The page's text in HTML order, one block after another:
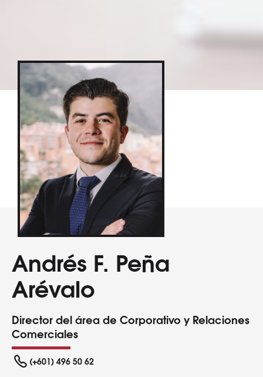
Andrés F. Peña
Arévalo
Director del área de Corporativo y Relaciones
Comerciales
(+601) 496 50 62